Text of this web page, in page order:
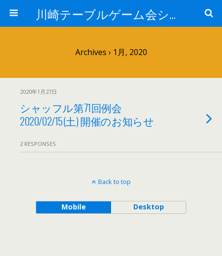
川崎テーブルゲーム会シャッフル
Archives › 1月, 2020
2020年1月27日
シャッフル第71回例会
2020/02/15(土) 開催のお知らせ
2 RESPONSES
Back to top
Mobile Desktop